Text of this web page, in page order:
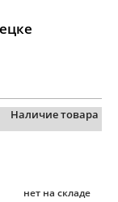
Наличие товара
нет на складе